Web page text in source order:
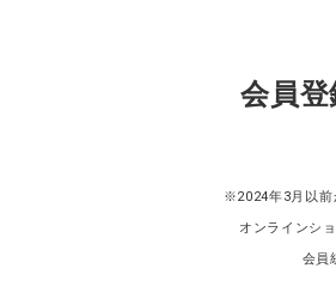
会員
※2024年3月以
オンラインシ
会員